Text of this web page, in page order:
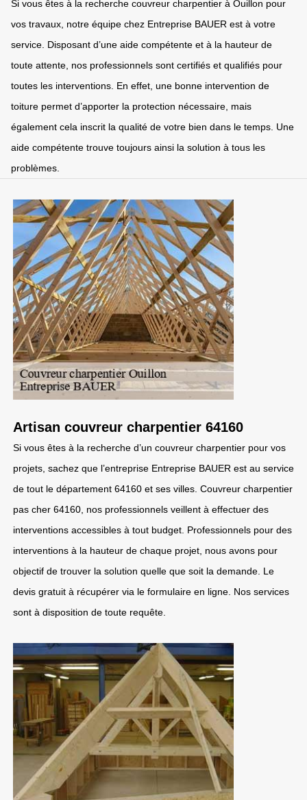
Si vous êtes à la recherche couvreur charpentier à Ouillon pour
vos travaux, notre équipe chez Entreprise BAUER est à votre
service. Disposant d’une aide compétente et à la hauteur de
toute attente, nos professionnels sont certifiés et qualifiés pour
toutes les interventions. En effet, une bonne intervention de
toiture permet d’apporter la protection nécessaire, mais
également cela inscrit la qualité de votre bien dans le temps. Une
aide compétente trouve toujours ainsi la solution à tous les
problèmes.
Artisan couvreur charpentier 64160
Si vous êtes à la recherche d’un couvreur charpentier pour vos
projets, sachez que l’entreprise Entreprise BAUER est au service
de tout le département 64160 et ses villes. Couvreur charpentier
pas cher 64160, nos professionnels veillent à effectuer des
interventions accessibles à tout budget. Professionnels pour des
interventions à la hauteur de chaque projet, nous avons pour
objectif de trouver la solution quelle que soit la demande. Le
devis gratuit à récupérer via le formulaire en ligne. Nos services
sont à disposition de toute requête.